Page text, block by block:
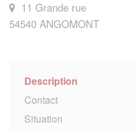
11 Grande rue
54540 ANGOMONT
Description
Contact
Situation